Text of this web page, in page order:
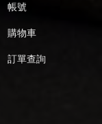
帳號
購物車
訂單查詢